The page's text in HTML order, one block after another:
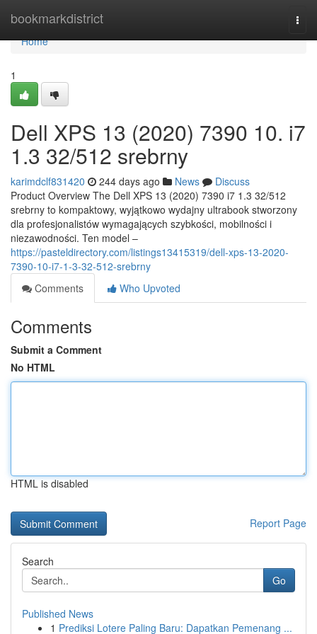
bookmarkdistrict
Home
Home
1
Dell XPS 13 (2020) 7390 10. i7
1.3 32/512 srebrny
karimdclf831420 244 days ago News
Discuss
Product Overview The Dell XPS 13 (2020) 7390 i7 1.3 32/512
srebrny to kompaktowy, wyjątkowo wydajny ultrabook stworzony
dla profesjonalistów wymagających szybkości, mobilności i
niezawodności. Ten model –
https://pasteldirectory.com/listings13415319/dell-xps-13-2020-
7390-10-i7-1-3-32-512-srebrny
Comments
Who Upvoted
Comments
Submit a Comment
No HTML
HTML is disabled
Report Page
Search
Go
Published News
1 Prediksi Lotere Paling Baru: Dapatkan Pemenang ...